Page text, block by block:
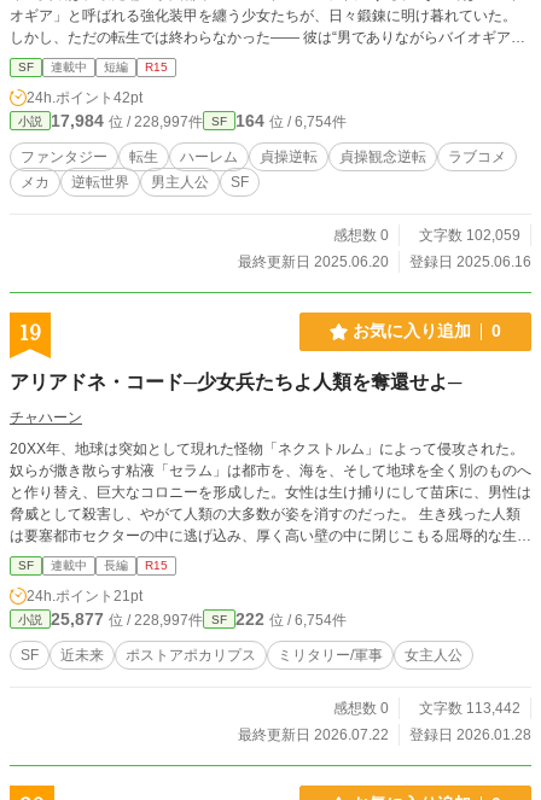
オギア」と呼ばれる強化装甲を纏う少女たちが、日々鍛錬に明け暮れていた。
しかし、ただの転生では終わらなかった―― 彼は“男でありながらバイオギアに
適合する”という奇跡的な特性を持っていたのだ。 無自覚に女子の心をかき乱
し、甘さと葛藤の狭間で揺れる日々。 護衛科トップの快活系ヒロイン・桜葉梨
羽、内向的で絵を描く少女・柊真帆、 毒気を纏った闇の装甲をまとう守護者・
海里しずく…… 個性的な少女たちとのイチャイチャ・バトル・三角関係は、次
第に“恋と戦い”の渦へと深まっていく。 ――これは、“守られるはずだった少
年”が、“守る覚悟”を知るまでの物語。 そして、少女たちは彼の隣で、“本当の強
さ”と“愛し方”を知ってゆく。 「誰かのために戦うって、こういうことなんだ
SF 連載中 短編 R15
24h.ポイント 42pt
小説 17,984 位 / 228,997件 SF 164 位 / 6,754件
ファンタジー 転生 ハーレム 貞操逆転 貞操観念逆転
ラブコメ
メカ
逆転世界 男主人公 SF
感想数 0
文字数 102,059
最終更新日 2025.06.20
登録日 2025.06.16
19 お気に入り追加 0
アリアドネ・コード─少女兵たちよ人類を奪還せよ─
チャハーン
20XX年、地球は突如として現れた怪物「ネクストルム」によって侵攻された。
奴らが撒き散らす粘液「セラム」は都市を、海を、そして地球を全く別のものへ
と作り替え、巨大なコロニーを形成した。女性は生け捕りにして苗床に、男性は
脅威として殺害し、やがて人類の大多数が姿を消すのだった。 生き残った人類
は要塞都市セクターの中に逃げ込み、厚く高い壁の中に閉じこもる屈辱的な生活
を強いられていた。 しかしある時、解決の糸口が生まれる。ヴィクター教授が
ネクストルムの生態を解析し、奴らのエネルギーを人体に逆流させることに成功
したのだ。 だがこの技術「リバース・シンクロ」は若い女性しか適合せず、更
に過度な使用は幻覚や幻聴を引き起こす副作用を孕んでいた。 それでも人類は
止まらなかった。 身体に禁忌の紋様を刻み、化け物の力を振るう少女兵たち。
彼女たちは師団を組織し、ネクストルムによって捕らえられた同胞を救出するた
SF 連載中 長編 R15
24h.ポイント 21pt
小説 25,877 位 / 228,997件 SF 222 位 / 6,754件
SF 近未来 ポストアポカリプス ミリタリー/軍事 女主人公
感想数 0
文字数 113,442
最終更新日 2026.07.22
登録日 2026.01.28